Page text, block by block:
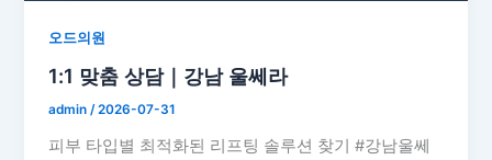
오드의원
1:1 맞춤 상담｜강남 울쎄라
admin/2026-07-31
피부 타입별 최적화된 리프팅 솔루션 찾기 #강남울쎄